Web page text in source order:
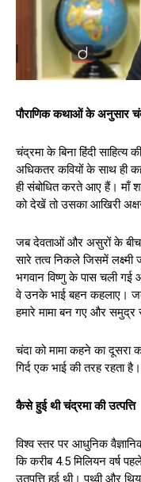
पौराणिक कथाओं के अनुसार
चंद्रमा के बिना हिंदी
अधिकतर कवियों के साथ ही
ही संबोधित करते आए हैं। माँ
को देखें तो उसका आखिरी अक्षर
जब देवताओं और असुरों के बीच
सारे तत्व निकले जिसमें लक्ष्मी
भगवान विष्णु के पास चली
वे उनके भाई बहन कहलाए। जब
हमारे मामा बन गए और समुद्र
चंदा को मामा कहने का दूसरा
गिर्द एक भाई की तरह रहता
कैसे हुई थी चंद्रमा की उत्पत्ति
विश्व स्तर पर आधुनिक
कि करीब 4.5 मिलियन वर्ष
उतपत्ति हुई थी। पृथ्वी और